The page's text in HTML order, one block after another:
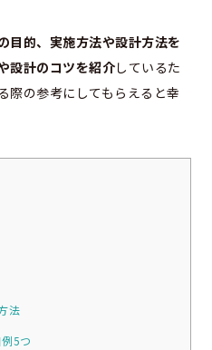
目的、実施方法や設計方法を
設計のコツを紹介しているた
際の参考にしてもらえると幸
法
5つ